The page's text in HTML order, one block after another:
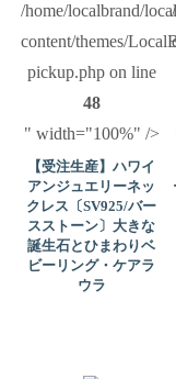
/home/localbrand/
content/themes/
pickup.php on line
48
" width="100%" />
【受注生産】ハワイ
アンジュエリーネッ
クレス〔SV925/バー
スストーン〕大きな
誕生石とひまわりベ
ビーリング・ケアラ
ウラ